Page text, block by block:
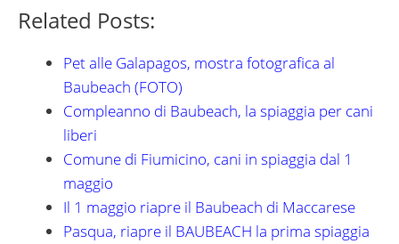
Related Posts:
Pet alle Galapagos, mostra fotografica al
Baubeach (FOTO)
Compleanno di Baubeach, la spiaggia per cani
liberi
Comune di Fiumicino, cani in spiaggia dal 1
maggio
Il 1 maggio riapre il Baubeach di Maccarese
Pasqua, riapre il BAUBEACH la prima spiaggia